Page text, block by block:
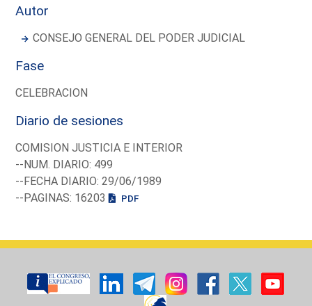
Autor
CONSEJO GENERAL DEL PODER JUDICIAL
Fase
CELEBRACION
Diario de sesiones
COMISION JUSTICIA E INTERIOR
--NUM. DIARIO: 499
--FECHA DIARIO: 29/06/1989
--PAGINAS: 16203
PDF